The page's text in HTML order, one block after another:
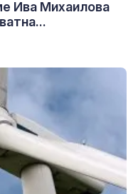
Ива Михаилова